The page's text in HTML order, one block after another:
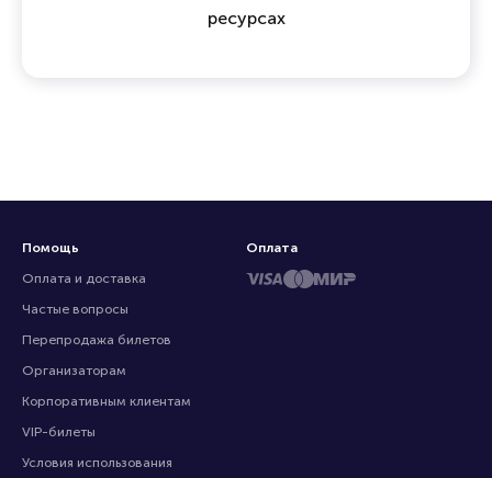
ресурсах
Помощь
Оплата и доставка
Частые вопросы
Перепродажа билетов
Организаторам
Корпоративным клиентам
VIP-билеты
Условия использования
Оплата